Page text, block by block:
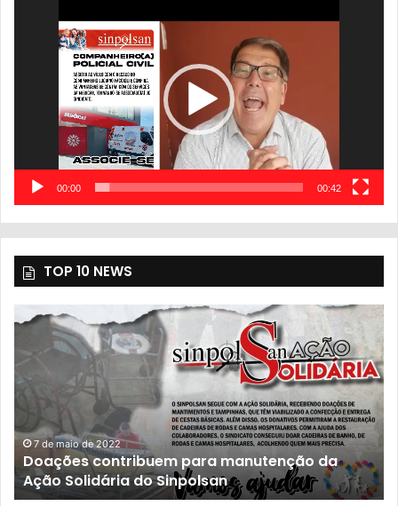
00:00 00:42
TOP 10 NEWS
7 de maio de 2022
Doações contribuem para manutenção da
Ação Solidária do Sinpolsan